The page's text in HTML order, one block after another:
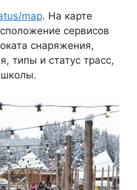
map. На карте
сервисов
снаряжения,
типы и статус трасс,